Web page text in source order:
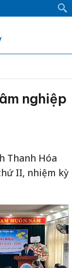
nghiệp
Thanh Hóa
II, nhiệm kỳ